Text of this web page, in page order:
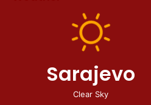
Sarajevo
Clear Sky